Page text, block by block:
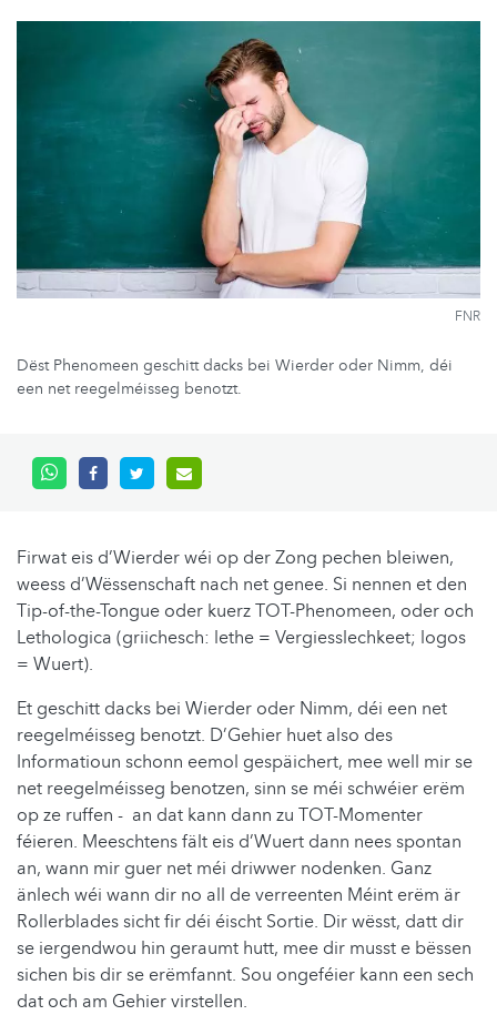
FNR
Dëst Phenomeen geschitt dacks bei Wierder oder Nimm, déi
een net reegelméisseg benotzt.
Firwat eis d’Wierder wéi op der Zong pechen bleiwen,
weess d’Wëssenschaft nach net genee. Si nennen et den
Tip-of-the-Tongue oder kuerz TOT-Phenomeen, oder och
Lethologica (griichesch: lethe = Vergiesslechkeet; logos
= Wuert).
Et geschitt dacks bei Wierder oder Nimm, déi een net
reegelméisseg benotzt. D’Gehier huet also des
Informatioun schonn eemol gespäichert, mee well mir se
net reegelméisseg benotzen, sinn se méi schwéier erëm
op ze ruffen - an dat kann dann zu TOT-Momenter
féieren. Meeschtens fält eis d’Wuert dann nees spontan
an, wann mir guer net méi driwwer nodenken. Ganz
änlech wéi wann dir no all de verreenten Méint erëm är
Rollerblades sicht fir déi éischt Sortie. Dir wësst, datt dir
se iergendwou hin geraumt hutt, mee dir musst e bëssen
sichen bis dir se erëmfannt. Sou ongeféier kann een sech
dat och am Gehier virstellen.